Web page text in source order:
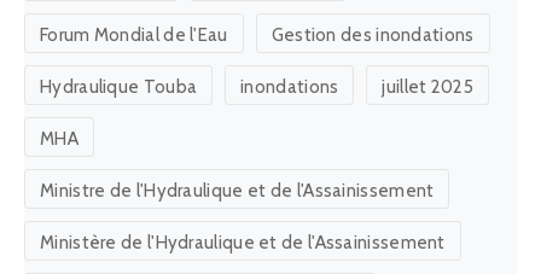
Forum Mondial de l'Eau Gestion des inondations
Hydraulique Touba inondations juillet 2025
MHA
Ministre de l'Hydraulique et de l'Assainissement
Ministère de l'Hydraulique et de l'Assainissement